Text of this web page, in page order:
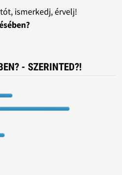
ismerkedj, érvelj!
- SZERINTED?!